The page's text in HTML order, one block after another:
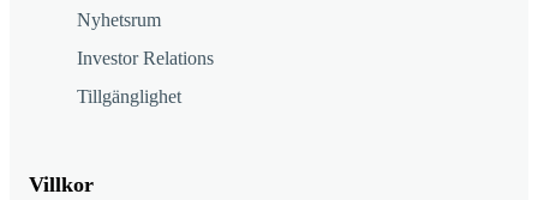
Nyhetsrum
Investor Relations
Tillgänglighet
Villkor